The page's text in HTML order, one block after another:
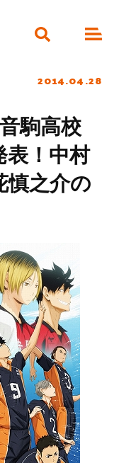
2014.04.28
駒高校
表！中村
慎之介の